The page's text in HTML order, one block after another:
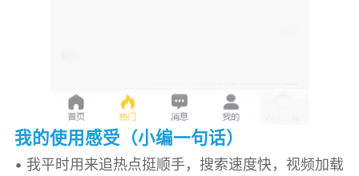
我的使用感受（小编一句话）
• 我平时用来追热点挺顺手，搜索速度快，视频加载